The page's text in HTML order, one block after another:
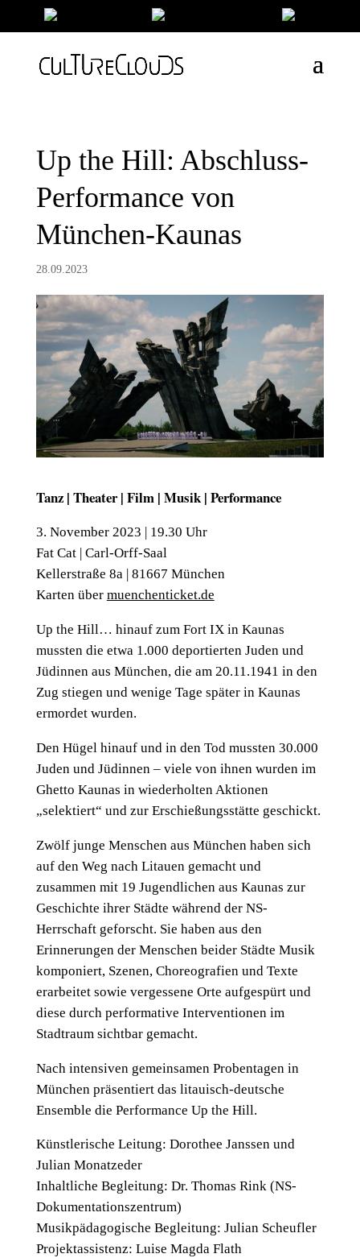
Up the Hill: Abschluss-
Performance von
München-Kaunas
28.09.2023
Tanz | Theater | Film | Musik | Performance
3. November 2023 | 19.30 Uhr
Fat Cat | Carl-Orff-Saal
Kellerstraße 8a | 81667 München
Karten über muenchenticket.de
Up the Hill… hinauf zum Fort IX in Kaunas
mussten die etwa 1.000 deportierten Juden und
Jüdinnen aus München, die am 20.11.1941 in den
Zug stiegen und wenige Tage später in Kaunas
ermordet wurden.
Den Hügel hinauf und in den Tod mussten 30.000
Juden und Jüdinnen – viele von ihnen wurden im
Ghetto Kaunas in wiederholten Aktionen
„selektiert“ und zur Erschießungsstätte geschickt.
Zwölf junge Menschen aus München haben sich
auf den Weg nach Litauen gemacht und
zusammen mit 19 Jugendlichen aus Kaunas zur
Geschichte ihrer Städte während der NS-
Herrschaft geforscht. Sie haben aus den
Erinnerungen der Menschen beider Städte Musik
komponiert, Szenen, Choreografien und Texte
erarbeitet sowie vergessene Orte aufgespürt und
diese durch performative Interventionen im
Stadtraum sichtbar gemacht.
Nach intensiven gemeinsamen Probentagen in
München präsentiert das litauisch-deutsche
Ensemble die Performance Up the Hill.
Künstlerische Leitung: Dorothee Janssen und
Julian Monatzeder
Inhaltliche Begleitung: Dr. Thomas Rink (NS-
Dokumentationszentrum)
Musikpädagogische Begleitung: Julian Scheufler
Projektassistenz: Luise Magda Flath